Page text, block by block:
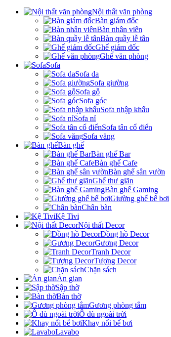
Nội thất văn phòng
Bàn giám đốc
Bàn nhân viên
Bàn quầy lễ tân
Ghế giám đốc
Ghế văn phòng
Sofa
Sofa da
Sofa giường
Sofa gỗ
Sofa góc
Sofa nhập khẩu
Sofa nỉ
Sofa tân cổ điển
Sofa văng
Bàn ghế
Bàn ghế Bar
Bàn ghế Cafe
Bàn ghế sân vườn
Ghế thư giãn
Bàn ghế Gaming
Giường ghế bể bơi
Chân bàn
Kệ Tivi
Nội thất Decor
Đồng hồ Decor
Gương Decor
Tranh Decor
Tượng Decor
Chặn sách
Án gian
Sập thờ
Bàn thờ
Gương phòng tắm
Ô dù ngoài trời
Khay nổi bể bơi
Lavabo